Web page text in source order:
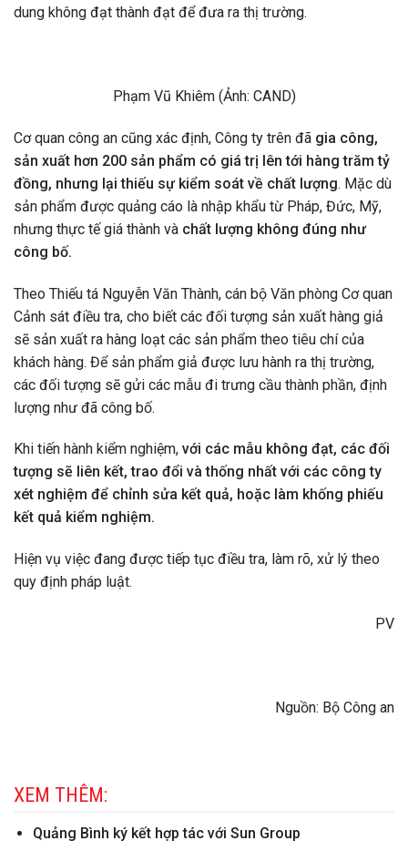
dung không đạt thành đạt để đưa ra thị trường.
Phạm Vũ Khiêm (Ảnh: CAND)
Cơ quan công an cũng xác định, Công ty trên đã gia công,
sản xuất hơn 200 sản phẩm có giá trị lên tới hàng trăm tỷ
đồng, nhưng lại thiếu sự kiểm soát về chất lượng. Mặc dù
sản phẩm được quảng cáo là nhập khẩu từ Pháp, Đức, Mỹ,
nhưng thực tế giá thành và chất lượng không đúng như
công bố.
Theo Thiếu tá Nguyễn Văn Thành, cán bộ Văn phòng Cơ quan
Cảnh sát điều tra, cho biết các đối tượng sản xuất hàng giả
sẽ sản xuất ra hàng loạt các sản phẩm theo tiêu chí của
khách hàng. Để sản phẩm giả được lưu hành ra thị trường,
các đối tượng sẽ gửi các mẫu đi trưng cầu thành phần, định
lượng như đã công bố.
Khi tiến hành kiểm nghiệm, với các mẫu không đạt, các đối
tượng sẽ liên kết, trao đổi và thống nhất với các công ty
xét nghiệm để chỉnh sửa kết quả, hoặc làm khống phiếu
kết quả kiểm nghiệm.
Hiện vụ việc đang được tiếp tục điều tra, làm rõ, xử lý theo
quy định pháp luật.
PV
Nguồn: Bộ Công an
XEM THÊM:
Quảng Bình ký kết hợp tác với Sun Group